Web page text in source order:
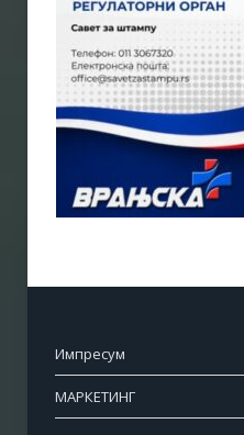
Импресум
МАРКЕТИНГ